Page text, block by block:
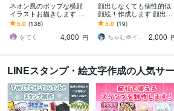
ネオン風のポップな横顔
イラストお描きします あ
なたの「好き！」をギュ
ッと詰め込んで魅力を発
信しませんか？
5.0 (138)
をてく
4,000 円
顔出しなくても個性的似
顔絵！作成します 顔出し
したくないけど個性を出
したアイコンをお探しの
方へ！
5.0 (19)
ちゃむ＠イラストレーター
2,000
LINEスタンプ・絵文字作成の人気サ